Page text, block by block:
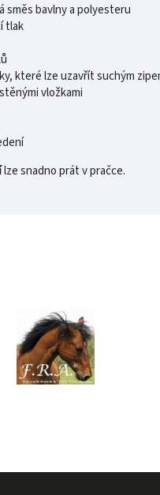
směs bavlny a polyesteru
tlak
které lze uzavřít suchým
vložkami
lze snadno prát v pračce.